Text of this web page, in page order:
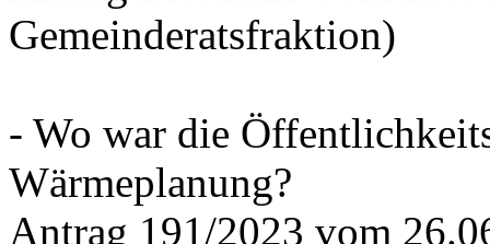
Gemeinderatsfraktion)
- Wo war die
Wärmeplanung?
Antrag 191/2023 vom